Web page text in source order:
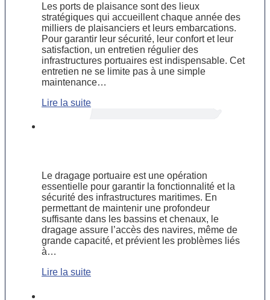
Les ports de plaisance sont des lieux
stratégiques qui accueillent chaque année des
milliers de plaisanciers et leurs embarcations.
Pour garantir leur sécurité, leur confort et leur
satisfaction, un entretien régulier des
infrastructures portuaires est indispensable. Cet
entretien ne se limite pas à une simple
maintenance…
Lire la suite
Le dragage portuaire est une opération
essentielle pour garantir la fonctionnalité et la
sécurité des infrastructures maritimes. En
permettant de maintenir une profondeur
suffisante dans les bassins et chenaux, le
dragage assure l’accès des navires, même de
grande capacité, et prévient les problèmes liés
à…
Lire la suite